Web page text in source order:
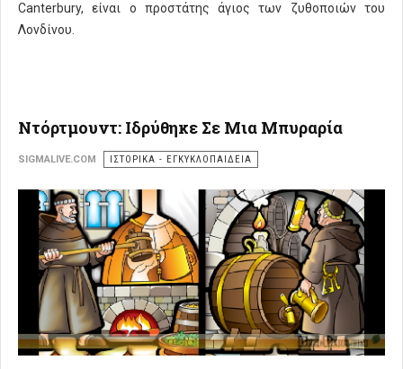
Canterbury, είναι ο προστάτης άγιος των ζυθοποιών του
Λονδίνου.
Ντόρτμουντ: Ιδρύθηκε Σε Μια Μπυραρία
SIGMALIVE.COM ΙΣΤΟΡΙΚΑ - ΕΓΚΥΚΛΟΠΑΙΔΕΙΑ